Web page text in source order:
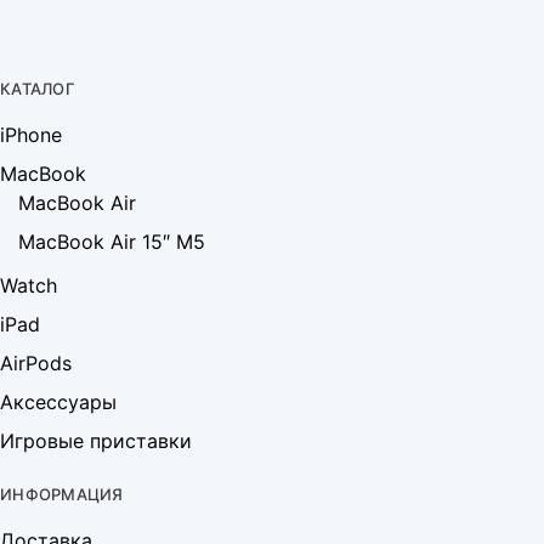
КАТАЛОГ
iPhone
MacBook
MacBook Air
MacBook Air 15″ M5
Watch
iPad
AirPods
Аксессуары
Игровые приставки
ИНФОРМАЦИЯ